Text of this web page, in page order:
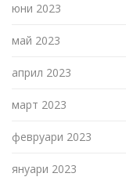
юни 2023
май 2023
април 2023
март 2023
февруари 2023
януари 2023